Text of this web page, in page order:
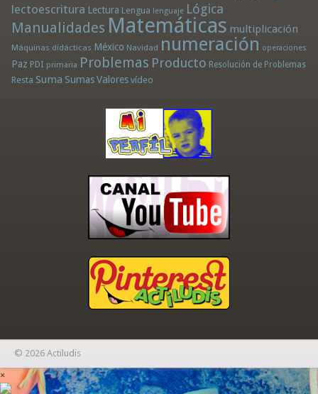
lectoescritura Lectura Lengua lenguaje Lógica
Manualidades Matemáticas multiplicación
Máquinas didácticas México Navidad numeración operaciones
Paz PDI primaria Problemas Producto Resolución de Problemas
Resta Suma Sumas Valores vídeo
© 2026 Actiludis
×